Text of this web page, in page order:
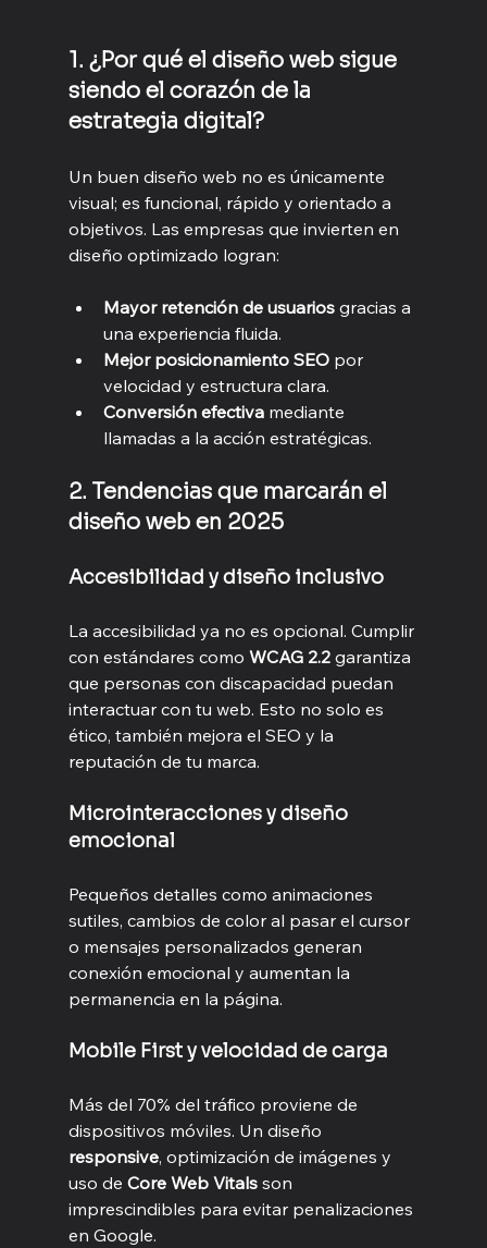
1. ¿Por qué el diseño web sigue
siendo el corazón de la
estrategia digital?
Un buen diseño web no es únicamente
visual; es funcional, rápido y orientado a
objetivos. Las empresas que invierten en
diseño optimizado logran:
Mayor retención de usuarios gracias a
una experiencia fluida.
Mejor posicionamiento SEO por
velocidad y estructura clara.
Conversión efectiva mediante
llamadas a la acción estratégicas.
2. Tendencias que marcarán el
diseño web en 2025
Accesibilidad y diseño inclusivo
La accesibilidad ya no es opcional. Cumplir
con estándares como WCAG 2.2 garantiza
que personas con discapacidad puedan
interactuar con tu web. Esto no solo es
ético, también mejora el SEO y la
reputación de tu marca.
Microinteracciones y diseño
emocional
Pequeños detalles como animaciones
sutiles, cambios de color al pasar el cursor
o mensajes personalizados generan
conexión emocional y aumentan la
permanencia en la página.
Mobile First y velocidad de carga
Más del 70% del tráfico proviene de
dispositivos móviles. Un diseño
responsive, optimización de imágenes y
uso de Core Web Vitals son
imprescindibles para evitar penalizaciones
en Google.